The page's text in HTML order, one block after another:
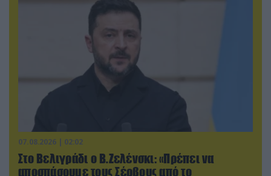
07.08.2026 | 02:02
Στο Βελιγράδι ο Β.Ζελένσκι: «Πρέπει να
αποσπάσουμε τους Σέρβους από το